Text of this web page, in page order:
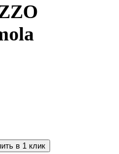
в 1 клик